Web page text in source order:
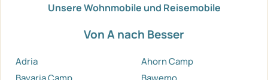
Unsere Wohnmobile und Reisemobile
Von A nach Besser
Adria
Ahorn Camp